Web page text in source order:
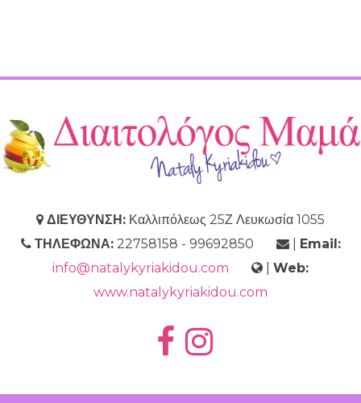
ΔΙΕΥΘΥΝΣΗ: Καλλιπόλεως 25Ζ Λευκωσία 1055
ΤΗΛΕΦΩΝΑ:22758158 - 99692850 | Email:
info@natalykyriakidou.com
Web:
www.natalykyriakidou.com